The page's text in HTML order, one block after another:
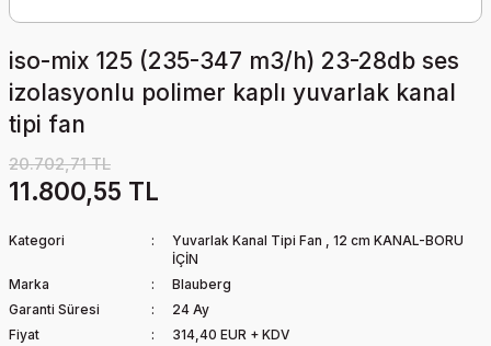
iso-mix 125 (235-347 m3/h) 23-28db ses
izolasyonlu polimer kaplı yuvarlak kanal
tipi fan
20.702,71 TL
11.800,55 TL
Kategori Yuvarlak Kanal Tipi Fan , 12 cm KANAL-BORU
İÇİN
Marka
Blauberg
Garanti Süresi
24 Ay
Fiyat
314,40 EUR + KDV